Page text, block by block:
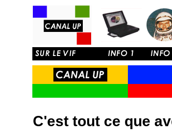
C'est tout ce que